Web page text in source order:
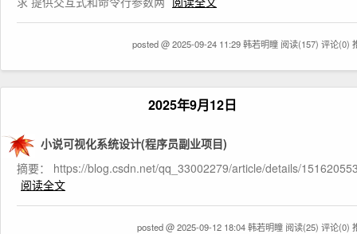
posted @ 2025-09-24 11:29 韩若明瞳 阅读(157) 评论(0)
2025年9月12日
小说可视化系统设计(程序员副业项目)
摘要： https://blog.csdn.net/qq_33002279/article/details/
阅读全文
posted @ 2025-09-12 18:04 韩若明瞳 阅读(25) 评论(0)